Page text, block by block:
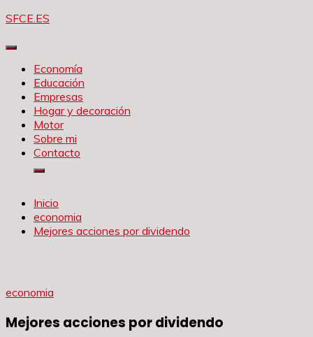
Saltar
contenido
SFCE.ES
Economía
Educación
Empresas
Hogar y decoración
Motor
Sobre mi
Contacto
Inicio
economia
Mejores acciones por dividendo
economia
Mejores acciones por dividendo